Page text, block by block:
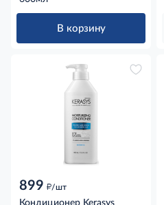
В корзину
899 д/шт